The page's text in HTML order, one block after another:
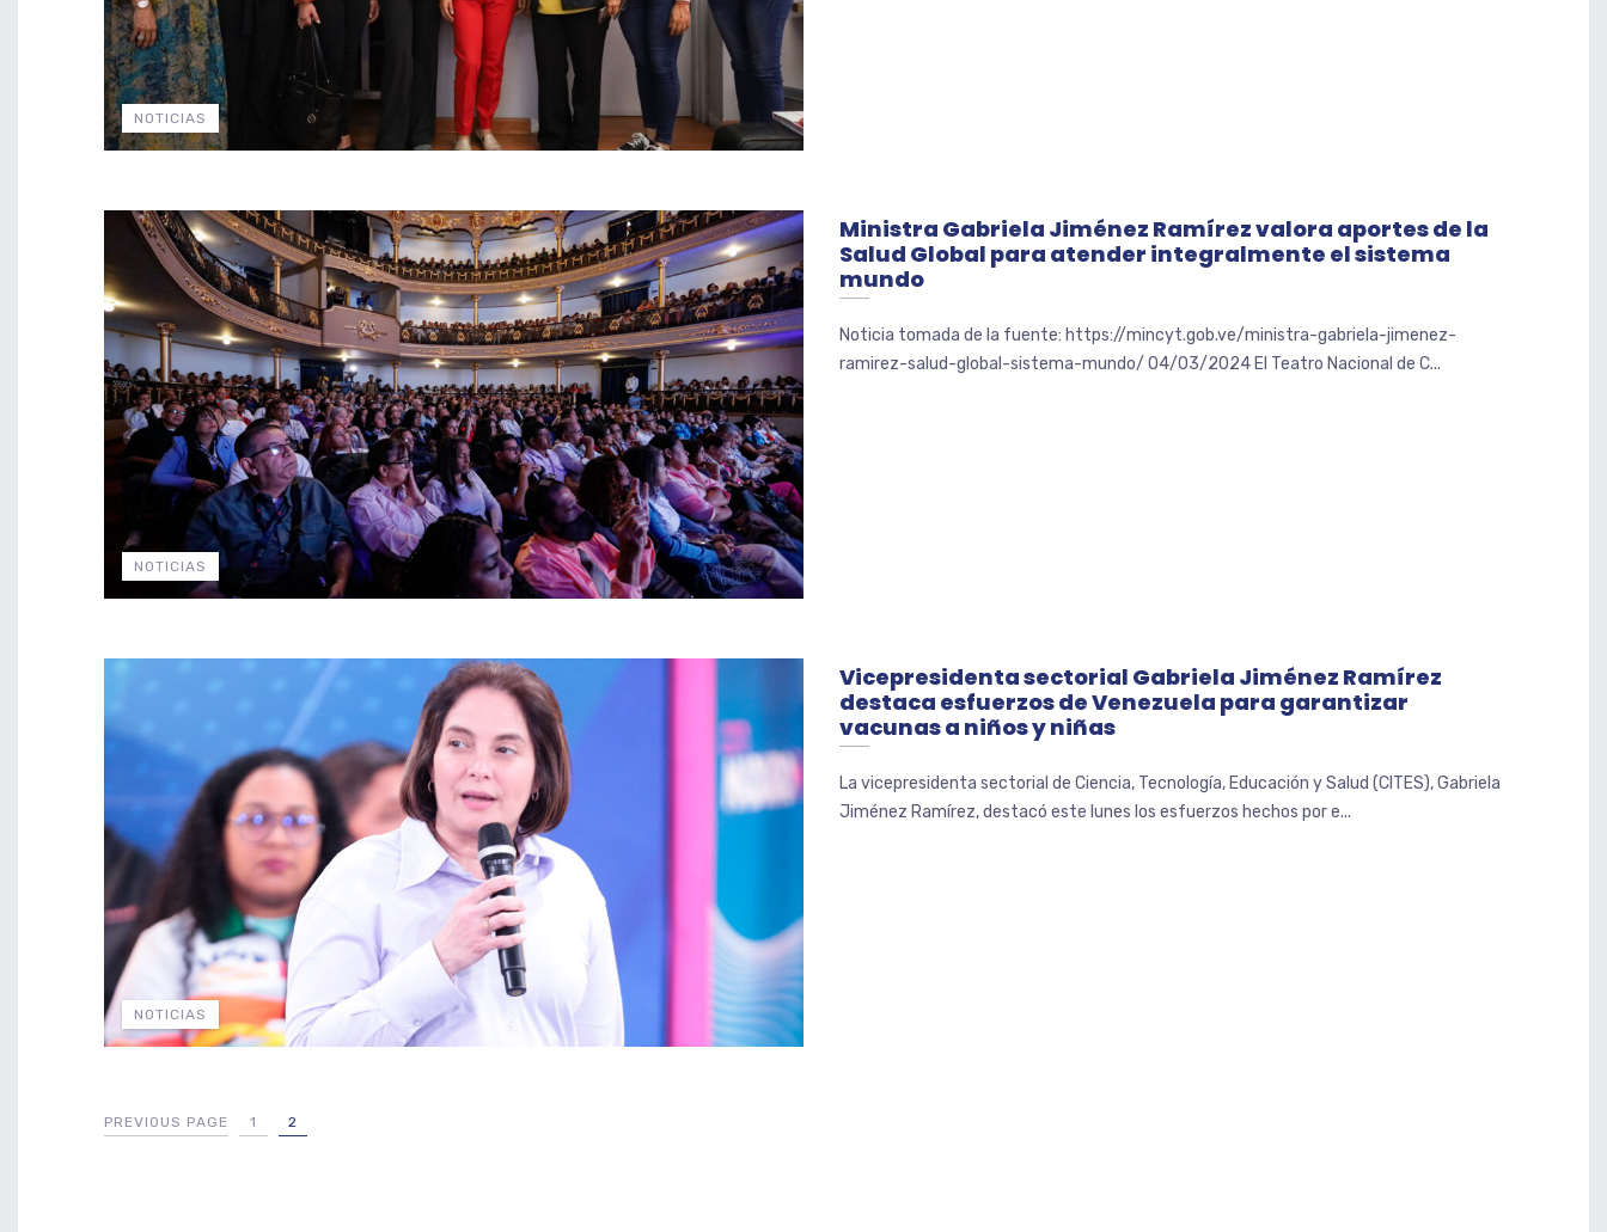
NOTICIAS
NOTICIAS
Ministra Gabriela Jiménez Ramírez valora aportes de la
Salud Global para atender integralmente el sistema
mundo
Noticia tomada de la fuente: https://mincyt.gob.ve/ministra-gabriela-jimenez-
ramirez-salud-global-sistema-mundo/ 04/03/2024 El Teatro Nacional de C...
NOTICIAS
Vicepresidenta sectorial Gabriela Jiménez Ramírez
destaca esfuerzos de Venezuela para garantizar
vacunas a niños y niñas
La vicepresidenta sectorial de Ciencia, Tecnología, Educación y Salud (CITES), Gabriela
Jiménez Ramírez, destacó este lunes los esfuerzos hechos por e...
PREVIOUS PAGE 1 2